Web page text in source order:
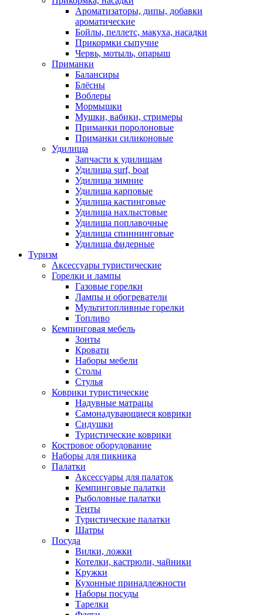
Ароматизаторы, дипы, добавки
ароматические
Бойлы, пеллетс, макуха, насадки
Прикормки сыпучие
Червь, мотыль, опарыш
Приманки
Балансиры
Блёсны
Воблеры
Мормышки
Мушки, вабики, стримеры
Приманки поролоновые
Приманки силиконовые
Удилища
Запчасти к удилищам
Удилища surf, boat
Удилища зимние
Удилища карповые
Удилища кастинговые
Удилища нахлыстовые
Удилища поплавочные
Удилища спиннинговые
Удилища фидерные
Туризм
Аксессуары туристические
Горелки и лампы
Газовые горелки
Лампы и обогреватели
Мультитопливные горелки
Топливо
Кемпинговая мебель
Зонты
Кровати
Наборы мебели
Столы
Стулья
Коврики туристические
Надувные матрацы
Самонадувающиеся коврики
Сидушки
Туристические коврики
Костровое оборудование
Наборы для пикника
Палатки
Аксессуары для палаток
Кемпинговые палатки
Рыболовные палатки
Тенты
Туристические палатки
Шатры
Посуда
Вилки, ложки
Котелки, кастрюли, чайники
Кружки
Кухонные принадлежности
Наборы посуды
Тарелки